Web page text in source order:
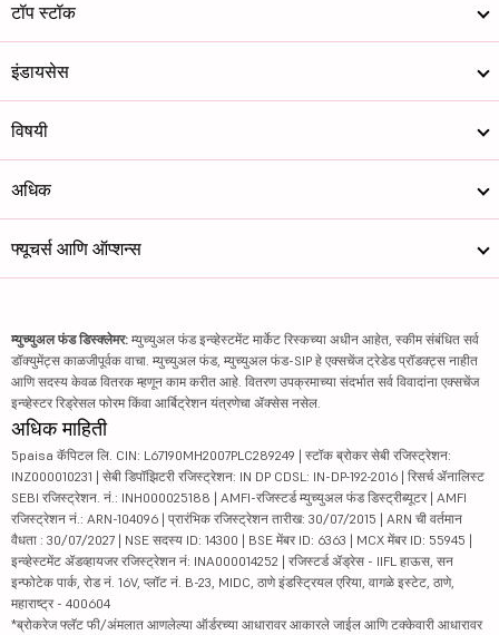
टॉप स्टॉक
इंडायसेस
विषयी
अधिक
फ्यूचर्स आणि ऑप्शन्स
म्युच्युअल फंड डिस्क्लेमर: म्युच्युअल फंड इन्व्हेस्टमेंट मार्केट रिस्कच्या अधीन आहेत, स्कीम संबंधित सर्व
डॉक्युमेंट्स काळजीपूर्वक वाचा. म्युच्युअल फंड, म्युच्युअल फंड-SIP हे एक्सचेंज ट्रेडेड प्रॉडक्ट्स नाहीत
आणि सदस्य केवळ वितरक म्हणून काम करीत आहे. वितरण उपक्रमाच्या संदर्भात सर्व विवादांना एक्सचेंज
इन्व्हेस्टर रिड्रेसल फोरम किंवा आर्बिट्रेशन यंत्रणेचा ॲक्सेस नसेल.
अधिक माहिती
5paisa कॅपिटल लि. CIN: L67190MH2007PLC289249 | स्टॉक ब्रोकर सेबी रजिस्ट्रेशन:
INZ000010231 | सेबी डिपॉझिटरी रजिस्ट्रेशन: IN DP CDSL: IN-DP-192-2016 | रिसर्च ॲनालिस्ट
SEBI रजिस्ट्रेशन. नं.: INH000025188 | AMFI-रजिस्टर्ड म्युच्युअल फंड डिस्ट्रीब्यूटर | AMFI
रजिस्ट्रेशन नं.: ARN-104096 | प्रारंभिक रजिस्ट्रेशन तारीख: 30/07/2015 | ARN ची वर्तमान
वैधता : 30/07/2027 | NSE सदस्य ID: 14300 | BSE मेंबर ID: 6363 | MCX मेंबर ID: 55945 |
इन्व्हेस्टमेंट ॲडव्हायजर रजिस्ट्रेशन नं: INA000014252 | रजिस्टर्ड ॲड्रेस - IIFL हाऊस, सन
इन्फोटेक पार्क, रोड नं. 16V, प्लॉट नं. B-23, MIDC, ठाणे इंडस्ट्रियल एरिया, वागळे इस्टेट, ठाणे,
महाराष्ट्र - 400604
*ब्रोकरेज फ्लॅट फी/अंमलात आणलेल्या ऑर्डरच्या आधारावर आकारले जाईल आणि टक्केवारी आधारावर